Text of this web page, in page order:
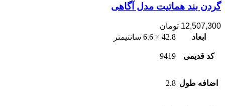
گردن بند هماتیت مدل آگاهی
12,507,300 تومان
ابعاد
42.8 × 6.6 سانتیمتر
کد قدیمی 9419
اضافه طول 2.8